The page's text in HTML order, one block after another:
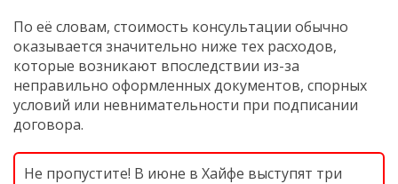
По её словам, стоимость консультации обычно
оказывается значительно ниже тех расходов,
которые возникают впоследствии из-за
неправильно оформленных документов, спорных
условий или невнимательности при подписании
договора.
Не пропустите! В июне в Хайфе выступят три